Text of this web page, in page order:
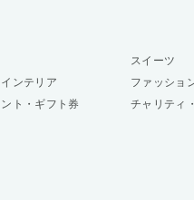
スイーツ
ンテリア
ファッショ
ト・ギフト券 チャリティ